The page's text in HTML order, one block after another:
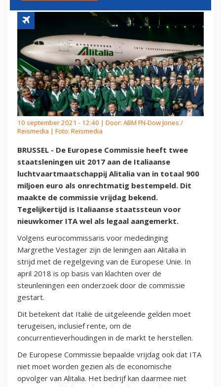
10 september 2021 - 12:40 | Door: ABM FN-Dow Jones /
Reismedia | Foto: Reismedia
BRUSSEL - De Europese Commissie heeft twee
staatsleningen uit 2017 aan de Italiaanse
luchtvaartmaatschappij Alitalia van in totaal 900
miljoen euro als onrechtmatig bestempeld. Dit
maakte de commissie vrijdag bekend.
Tegelijkertijd is Italiaanse staatssteun voor
nieuwkomer ITA wel als legaal aangemerkt.
Volgens eurocommissaris voor mededinging
Margrethe Vestager zijn de leningen aan Alitalia in
strijd met de regelgeving van de Europese Unie. In
april 2018 is op basis van klachten over de
steunleningen een onderzoek door de commissie
gestart.
Dit betekent dat Italië de uitgeleende gelden moet
terugeisen, inclusief rente, om de
concurrentieverhoudingen in de markt te herstellen.
De Europese Commissie bepaalde vrijdag ook dat ITA
niet moet worden gezien als de economische
opvolger van Alitalia. Het bedrijf kan daarmee niet